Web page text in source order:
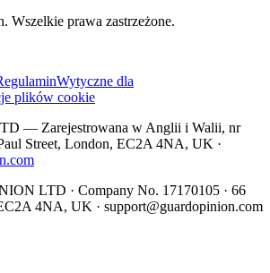
Wszelkie prawa zastrzeżone.
Wytyczne dla
plików cookie
— Zarejestrowana w Anglii i Walii, nr
Street, London, EC2A 4NA, UK ·
LTD · Company No. 17170105 · 66
4NA, UK · support@guardopinion.com